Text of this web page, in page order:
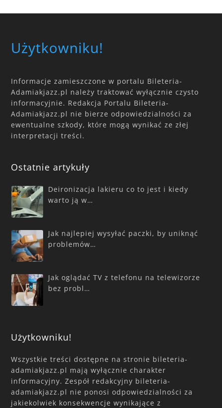
Użytkowniku!
Informacje zamieszczone w portalu Bileteria-
Adamiakjazz.pl należy traktować wyłącznie czysto
informacyjnie. Redakcja Portalu Bileteria-
Adamiakjazz.pl nie bierze odpowiedzialności za
ewentualne szkody, które mogą wynikać ze złej
interpretacji treści.
Ostatnie artykuły
Deironizacja lakieru co to jest i kiedy
warto ją w…
Jak najlepiej wysyłać paczki, by uniknąć
problemów…
Jak oglądać TV z telefonu na telewizorze
bez probl…
Użytkowniku!
Wszystkie treści dostępne na stronie bileteria-
adamiakjazz.pl mają wyłącznie charakter
informacyjny. Zespół redakcyjny bileteria-
adamiakjazz.pl nie ponosi odpowiedzialności za
jakiekolwiek konsekwencje wynikające z